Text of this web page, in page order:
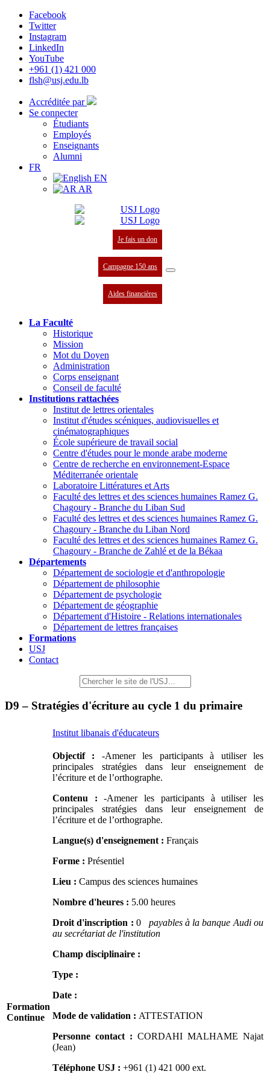
Facebook
Twitter
Instagram
LinkedIn
YouTube
+961 (1) 421 000
flsh@usj.edu.lb
Accréditée par
Se connecter
Étudiants
Employés
Enseignants
Alumni
FR
EN
AR
Je fais un don
Campagne 150 ans
Aides financières
La Faculté
Historique
Mission
Mot du Doyen
Administration
Corps enseignant
Conseil de faculté
Institutions rattachées
Institut de lettres orientales
Institut d'études scéniques, audiovisuelles et
cinématographiques
École supérieure de travail social
Centre d'études pour le monde arabe moderne
Centre de recherche en environnement-Espace
Méditerranée orientale
Laboratoire Littératures et Arts
Faculté des lettres et des sciences humaines Ramez G.
Chagoury - Branche du Liban Sud
Faculté des lettres et des sciences humaines Ramez G.
Chagoury - Branche du Liban Nord
Faculté des lettres et des sciences humaines Ramez G.
Chagoury - Branche de Zahlé et de la Békaa
Départements
Département de sociologie et d'anthropologie
Département de philosophie
Département de psychologie
Département de géographie
Département d'Histoire - Relations internationales
Département de lettres françaises
Formations
USJ
Contact
D9 – Stratégies d'écriture au cycle 1 du primaire
Institut libanais d'éducateurs
Formation
Continue
Objectif : -Amener les participants à utiliser les
principales stratégies dans leur enseignement de
l’écriture et de l’orthographe.
Contenu :-Amener les participants à utiliser les
principales stratégies dans leur enseignement de
l’écriture et de l’orthographe.
Langue(s) d'enseignement : Français
Forme : Présentiel
Lieu : Campus des sciences humaines
Nombre d'heures : 5.00 heures
Droit d'inscription : 0 payables à la banque Audi ou
au secrétariat de l'institution
Champ disciplinaire :
Type :
Date :
Mode de validation : ATTESTATION
Personne contact : CORDAHI MALHAME Najat
(Jean)
Téléphone USJ : +961 (1) 421 000 ext.